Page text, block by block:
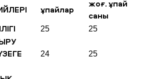
ұпайлар
жоғ. ұпай
саны
25
25
24 25